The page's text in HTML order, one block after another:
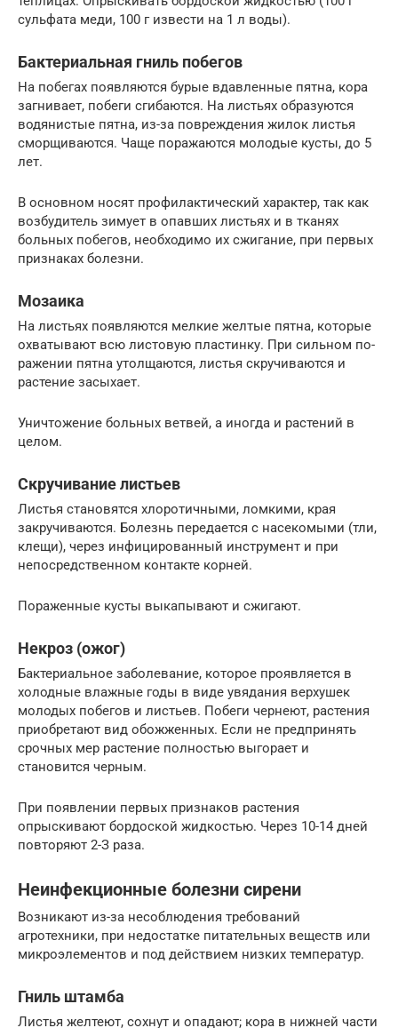
сульфата меди, 100 г извести на 1 л воды).
Бактериальная гниль побегов
На побегах появляются бурые вдавленные пятна, кора
загнивает, побеги сгибаются. На листьях образуются
водянистые пятна, из-за повреждения жилок листья
сморщиваются. Чаще поражаются молодые кусты, до 5
лет.
В основном носят профилактический характер, так как
возбудитель зимует в опавших листьях и в тканях
больных побегов, необходимо их сжигание, при первых
признаках болезни.
Мозаика
На листьях появляются мелкие желтые пятна, которые
охватывают всю листовую пластинку. При сильном по­
ражении пятна утолщаются, листья скручиваются и
растение засыхает.
Унич­тожение больных ветвей, а иногда и растений в
целом.
Скручивание листьев
Листья становятся хлоротичными, ломкими, края
закручиваются. Болезнь передается с насекомыми (тли,
клещи), через инфицированный инструмент и при
непосредственном контакте корней.
Пораженные кусты выкапывают и сжигают.
Некроз (ожог)
Бактериальное заболевание, которое проявляется в
холодные влажные годы в виде увядания верху­шек
молодых побегов и листьев. Побеги чернеют, растения
приобретают вид обожженных. Если не предпринять
срочных мер растение полностью выгорает и
становится черным.
При появлении первых признаков растения
опрыскивают бордоской жидкостью. Через 10-14 дней
по­вторяют 2-З раза.
Неинфекционные болезни сирени
Возникают из-за несоблюдения требований
агротехники, при недостатке питательных веществ или
микроэлементов и под действием низких температур.
Гниль штамба
Листья желтеют, сохнут и опа­дают; кора в нижней части